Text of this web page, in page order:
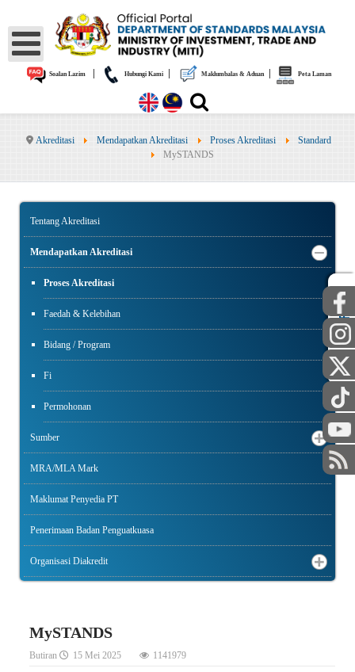
Soalan Lazim| Hubungi Kami| Maklumbalas & Aduan| Peta Laman
Akreditasi Mendapatkan Akreditasi Proses Akreditasi
Standard
MySTANDS
Tentang Akreditasi
Mendapatkan Akreditasi
Proses Akreditasi
Faedah & Kelebihan
Bidang / Program
Fi
Permohonan
Sumber
MRA/MLA Mark
Maklumat Penyedia PT
Penerimaan Badan Penguatkuasa
Organisasi Diakredit
MySTANDS
Butiran 15 Mei 2025 1141979
AWAM
STAF